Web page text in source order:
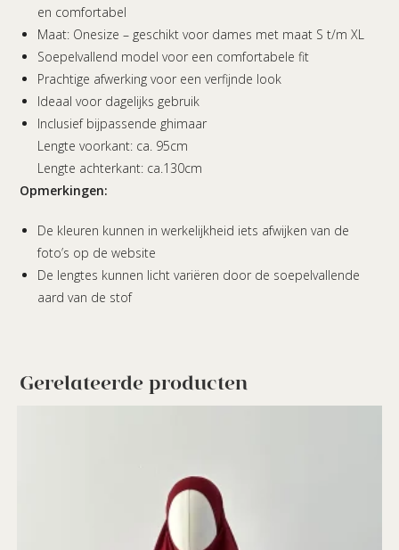
en comfortabel
Maat: Onesize – geschikt voor dames met maat S t/m XL
Soepelvallend model voor een comfortabele fit
Prachtige afwerking voor een verfijnde look
Ideaal voor dagelijks gebruik
Inclusief bijpassende ghimaar
Lengte voorkant: ca. 95cm
Lengte achterkant: ca.130cm
Opmerkingen:
De kleuren kunnen in werkelijkheid iets afwijken van de
foto’s op de website
De lengtes kunnen licht variëren door de soepelvallende
aard van de stof
Gerelateerde producten